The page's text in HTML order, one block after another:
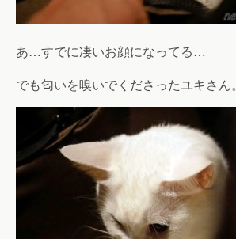
あ…すでに凄いお顔になってる…
でも匂いを嗅いでくださったユキさん。